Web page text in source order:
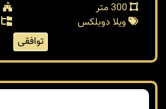
ویلا دوبلکس
توافقی